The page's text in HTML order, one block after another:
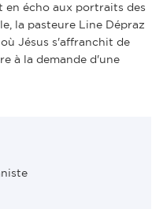
en écho aux portraits des
la pasteure Line Dépraz
Jésus s'affranchit de
à la demande d'une